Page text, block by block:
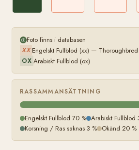
Foto finns i databasen
XX Engelskt Fullblod (xx) — Thoroughbred
OX Arabiskt Fullblod (ox)
RASSAMMANSÄTTNING
Engelskt Fullblod 70 % Arabiskt Fullblod
Korsning / Ras saknas 3 % Okänd 20 %